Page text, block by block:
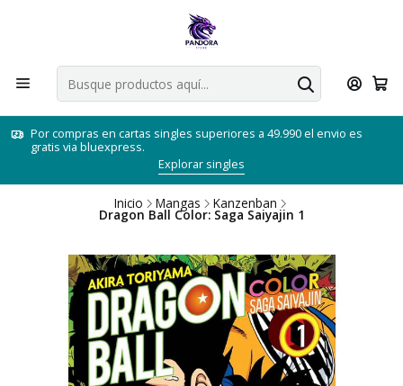
Por compras en cartas singles superiores a 49.990 el envio es
gratis via bluexpress.
Explorar singles
Inicio Mangas Kanzenban
Dragon Ball Color: Saga Saiyajin 1